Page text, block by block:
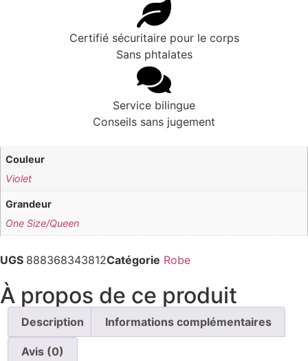
Certifié sécuritaire pour le corps
Sans phtalates
Service bilingue
Conseils sans jugement
Couleur
Violet
Grandeur
One Size/Queen
UGS 888368343812Catégorie Robe
À propos de ce produit
Description Informations complémentaires
Avis (0)